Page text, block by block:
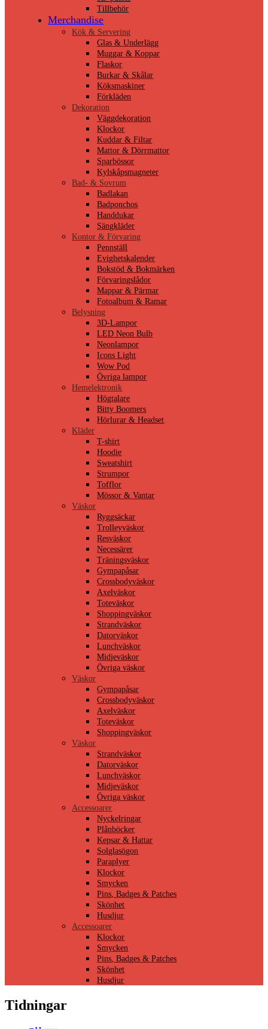
Tillbehör
Merchandise
Kök & Servering
Glas & Underlägg
Muggar & Koppar
Flaskor
Burkar & Skålar
Köksmaskiner
Förkläden
Dekoration
Väggdekoration
Klockor
Kuddar & Filtar
Mattor & Dörrmattor
Sparbössor
Kylskåpsmagneter
Bad- & Sovrum
Badlakan
Badponchos
Handdukar
Sängkläder
Kontor & Förvaring
Pennställ
Evighetskalender
Bokstöd & Bokmärken
Förvaringslådor
Mappar & Pärmar
Fotoalbum & Ramar
Belysning
3D-Lampor
LED Neon Bulb
Neonlampor
Icons Light
Wow Pod
Övriga lampor
Hemelektronik
Högtalare
Bitty Boomers
Hörlurar & Headset
Kläder
T-shirt
Hoodie
Sweatshirt
Strumpor
Tofflor
Mössor & Vantar
Väskor
Ryggsäckar
Trolleyväskor
Resväskor
Necessärer
Träningsväskor
Gympapåsar
Crossbodyväskor
Axelväskor
Toteväskor
Shoppingväskor
Strandväskor
Datorväskor
Lunchväskor
Midjeväskor
Övriga väskor
Väskor
Gympapåsar
Crossbodyväskor
Axelväskor
Toteväskor
Shoppingväskor
Väskor
Strandväskor
Datorväskor
Lunchväskor
Midjeväskor
Övriga väskor
Accessoarer
Nyckelringar
Plånböcker
Kepsar & Hattar
Solglasögon
Paraplyer
Klockor
Smycken
Pins, Badges & Patches
Skönhet
Husdjur
Accessoarer
Klockor
Smycken
Pins, Badges & Patches
Skönhet
Husdjur
Tidningar